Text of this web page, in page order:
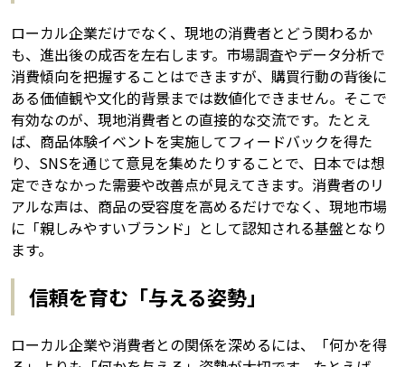
ローカル企業だけでなく、現地の消費者とどう関わるか
も、進出後の成否を左右します。市場調査やデータ分析で
消費傾向を把握することはできますが、購買行動の背後に
ある価値観や文化的背景までは数値化できません。そこで
有効なのが、現地消費者との直接的な交流です。たとえ
ば、商品体験イベントを実施してフィードバックを得た
り、SNSを通じて意見を集めたりすることで、日本では想
定できなかった需要や改善点が見えてきます。消費者のリ
アルな声は、商品の受容度を高めるだけでなく、現地市場
に「親しみやすいブランド」として認知される基盤となり
ます。
信頼を育む「与える姿勢」
ローカル企業や消費者との関係を深めるには、「何かを得